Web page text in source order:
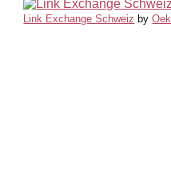
Link Exchange Schweiz by